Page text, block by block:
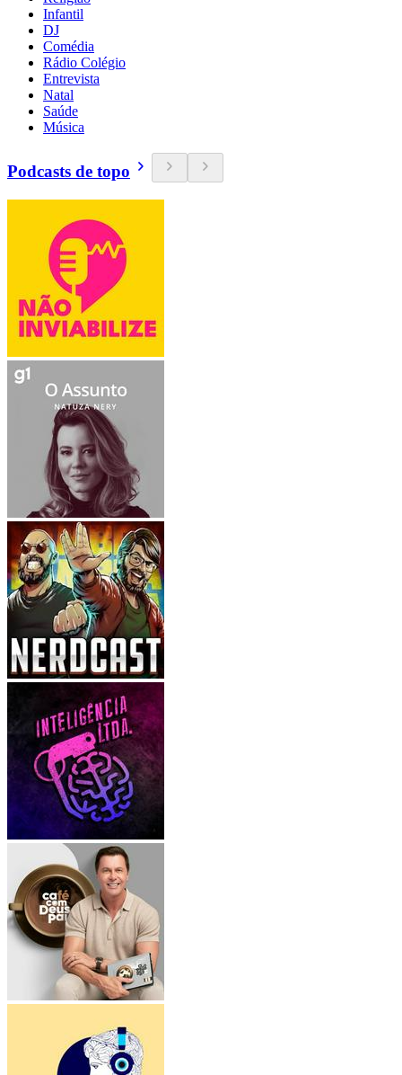
Infantil
DJ
Comédia
Rádio Colégio
Entrevista
Natal
Saúde
Música
Podcasts de topo